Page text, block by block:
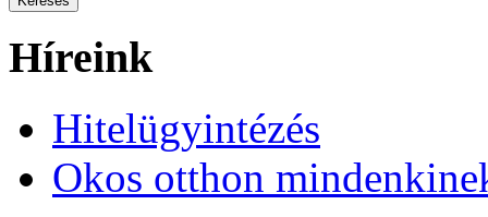
Híreink
Hitelügyintézés
Okos otthon